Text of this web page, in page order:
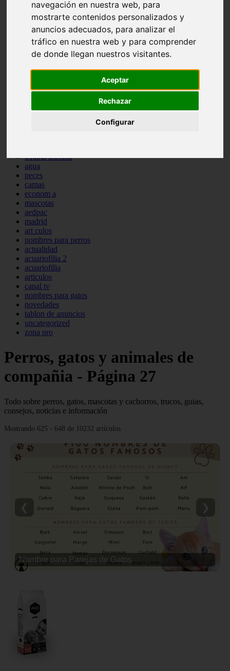
navegación en nuestra web, para
mostrarte contenidos personalizados y
anuncios adecuados, para analizar el
tráfico en nuestra web y para comprender
de donde llegan nuestros visitantes.
Aceptar
Rechazar
Configurar
protagonistas
reptiles
abandono
adopci n
ferias
higiene
acuario
comercios
viajar
terapia asistida
agua
peces
camas
econom a
mascotas
aedpac
madrid
art culos
nombres para perros
actualidad
acuariofilia 2
acuariofilia
articulos
canal tv
nombres para gatos
novedades
tablon de anuncios
uncategorized
zona pro
Perros, gatos y animales de
compañia - Página 27
Todo sobre perros, gatos, mascotas y cachorros, trucos, guias,
consejos, noticias e información
Mostrando 625 - 648 de 10232 artículos
Nombre para Parejas de Gatos
❮ ❯